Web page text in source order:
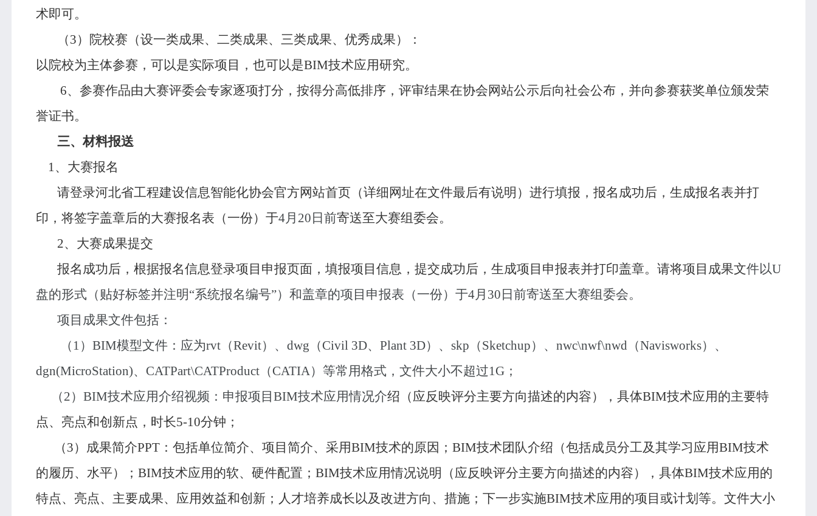
术即可。
（3）院校赛（设一类成果、二类成果、三类成果、优秀成果）：
以院校为主体参赛，可以是实际项目，也可以是BIM技术应用研究。
6、参赛作品由大赛评委会专家逐项打分，按得分高低排序，评审结果在协会网站公示后向社会公布，并向参赛获奖单位颁发荣
誉证书。
三、材料报送
1、大赛报名
请登录河北省工程建设信息智能化协会官方网站首页（详细网址在文件最后有说明）进行填报，报名成功后，生成报名表并打
印，将签字盖章后的大赛报名表（一份）于4月 20 日前寄送至大赛组委会。
2、大赛成果提交
报名成功后，根据报名信息登录项目申报页面，填报项目信息，提交成功后，生成项目申报表并打印盖章。请将项目成果文件以U
盘的形式（贴好标签并注明“系统报名编号”）和盖章的项目申报表（一份）于4月 30 日前寄送至大赛组委会。
项目成果文件包括：
（ 1） BIM模型文件：应为rvt （Revit）、 dwg （Civil 3D、 Plant 3D）、 skp （Sketchup）、 nwc\nwf\nwd （Navisworks）、
dgn(MicroStation)、 CATPart\CATProduct （CATIA）等常用格式，文件大小不超过1G ；
（2） BIM技术应用介绍视频：申报项目BIM技术应用情况介绍（应反映评分主要方向描述的内容），具体BIM技术应用的主要特
点、亮点和创新点，时长5-10分钟；
（3）成果简介PPT ：包括单位简介、项目简介、采用BIM技术的原因； BIM技术团队介绍（包括成员分工及其学习应用BIM技术
的履历、水平）； BIM技术应用的软、硬件配置； BIM技术应用情况说明（应反映评分主要方向描述的内容），具体BIM技术应用的
特点、亮点、主要成果、应用效益和创新；人才培养成长以及改进方向、措施；下一步实施BIM技术应用的项目或计划等。文件大小